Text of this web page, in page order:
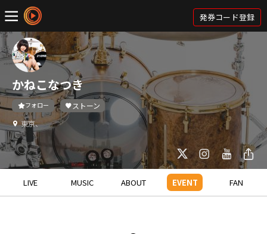
発券コード登録
かねこなつき
フォロー
ストーン
東京、
LIVE MUSIC ABOUT EVENT FAN